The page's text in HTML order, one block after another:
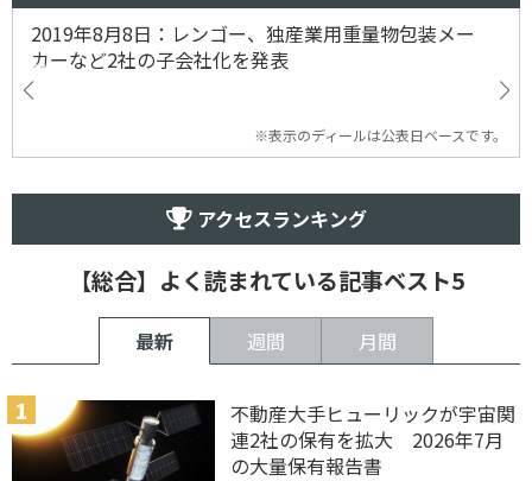
2019年8月8日：レンゴー、独産業用重量物包装メー
カーなど2社の子会社化を発表
※表示のディールは公表日ベースです。
アクセスランキング
【総合】よく読まれている記事ベスト5
最新 週間 月間
不動産大手ヒューリックが宇宙関
連2社の保有を拡大 2026年7月
の大量保有報告書